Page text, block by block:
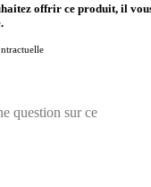
offrir ce produit, il
question sur ce